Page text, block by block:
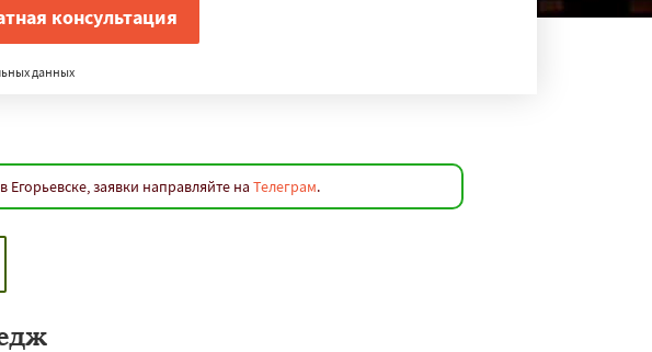
данных
заявки направляйте на Телеграм.